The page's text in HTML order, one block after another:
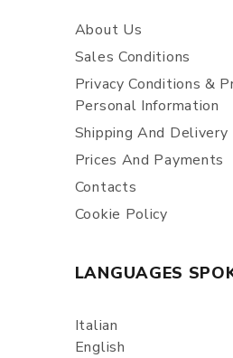
About Us
Sales Conditions
Privacy Conditions &
Personal Information
Shipping And Delivery
Prices And Payments
Contacts
Cookie Policy
LANGUAGES
Italian
English